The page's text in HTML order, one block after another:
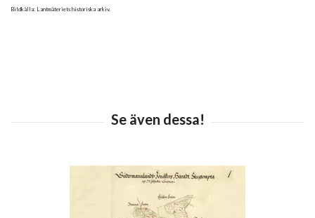
Bildkälla: Lantmäteriets historiska arkiv.